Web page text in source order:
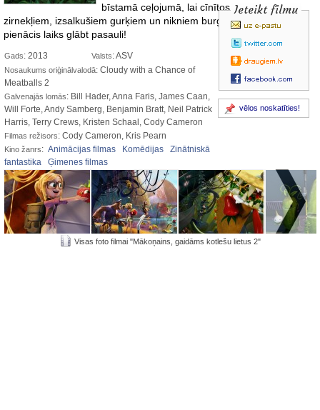
bīstamā ceļojumā, lai cīnītos pret siera
zirnekļiem, izsalkušiem gurķiem un nikniem burgeriem - atkal ir
pienācis laiks glābt pasauli!
Ieteikt filmu
vēlos noskatīties!
Gads: 2013 Valsts: ASV
Nosaukums oriģinālvalodā: Cloudy with a Chance of
Meatballs 2
Galvenajās lomās: Bill Hader, Anna Faris, James Caan,
Will Forte, Andy Samberg, Benjamin Bratt, Neil Patrick
Harris, Terry Crews, Kristen Schaal, Cody Cameron
Filmas režisors: Cody Cameron, Kris Pearn
Kino žanrs: Animācijas filmas Komēdijas
Zinātniskā
fantastika
Ģimenes filmas
Visas foto filmai "Mākoņains, gaidāms kotlešu lietus 2"